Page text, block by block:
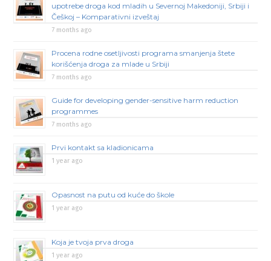
upotrebe droga kod mladih u Severnoj Makedoniji, Srbiji i
Češkoj – Komparativni izveštaj
7 months ago
Procena rodne osetljivosti programa smanjenja štete
korišćenja droga za mlade u Srbiji
7 months ago
Guide for developing gender-sensitive harm reduction
programmes
7 months ago
Prvi kontakt sa kladionicama
1 year ago
Opasnost na putu od kuće do škole
1 year ago
Koja je tvoja prva droga
1 year ago